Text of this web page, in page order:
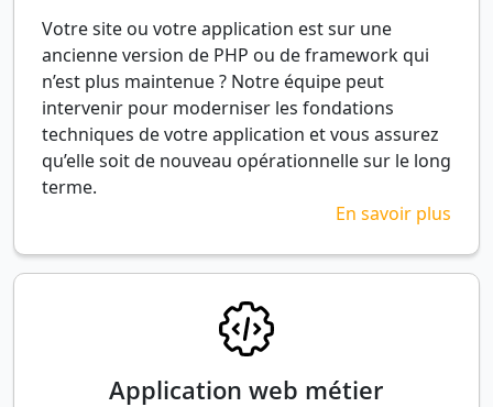
Votre site ou votre application est sur une
ancienne version de PHP ou de framework qui
n’est plus maintenue ? Notre équipe peut
intervenir pour moderniser les fondations
techniques de votre application et vous assurez
qu’elle soit de nouveau opérationnelle sur le long
terme.
En savoir plus
Application web métier